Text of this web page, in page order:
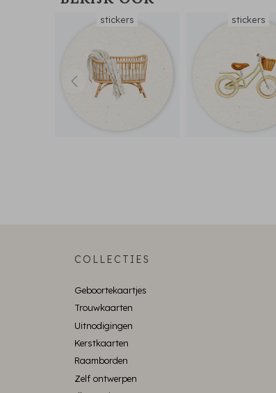
stickers stickers
COLLECTIES
Geboortekaartjes
Trouwkaarten
Uitnodigingen
Kerstkaarten
Raamborden
Zelf ontwerpen